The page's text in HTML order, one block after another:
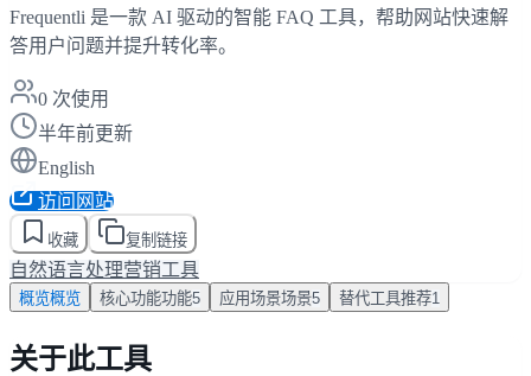
Frequentli 是一款 AI 驱动的智能 FAQ 工具，帮助网站快速解
答用户问题并提升转化率。
0 次使用
半年前更新
English
访问网站
收藏 复制链接
自然语言处理营销工具
概览概览 核心功能功能5 应用场景场景5 替代工具推荐1
关于此工具